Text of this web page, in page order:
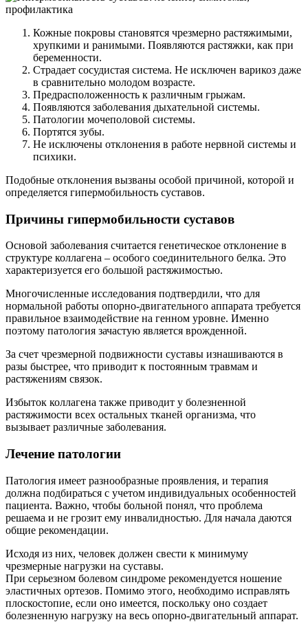
Кожные покровы становятся чрезмерно растяжимыми,
хрупкими и ранимыми. Появляются растяжки, как при
беременности.
Страдает сосудистая система. Не исключен варикоз даже
в сравнительно молодом возрасте.
Предрасположенность к различным грыжам.
Появляются заболевания дыхательной системы.
Патологии мочеполовой системы.
Портятся зубы.
Не исключены отклонения в работе нервной системы и
психики.
Подобные отклонения вызваны особой причиной, которой и
определяется гипермобильность суставов.
Причины гипермобильности суставов
Основой заболевания считается генетическое отклонение в
структуре коллагена – особого соединительного белка. Это
характеризуется его большой растяжимостью.
Многочисленные исследования подтвердили, что для
нормальной работы опорно-двигательного аппарата требуется
правильное взаимодействие на генном уровне. Именно
поэтому патология зачастую является врожденной.
За счет чрезмерной подвижности суставы изнашиваются в
разы быстрее, что приводит к постоянным травмам и
растяжениям связок.
Избыток коллагена также приводит у болезненной
растяжимости всех остальных тканей организма, что
вызывает различные заболевания.
Лечение патологии
Патология имеет разнообразные проявления, и терапия
должна подбираться с учетом индивидуальных особенностей
пациента. Важно, чтобы больной понял, что проблема
решаема и не грозит ему инвалидностью. Для начала даются
общие рекомендации.
Исходя из них, человек должен свести к минимуму
чрезмерные нагрузки на суставы.
При серьезном болевом синдроме рекомендуется ношение
эластичных ортезов. Помимо этого, необходимо исправлять
плоскостопие, если оно имеется, поскольку оно создает
болезненную нагрузку на весь опорно-двигательный аппарат.